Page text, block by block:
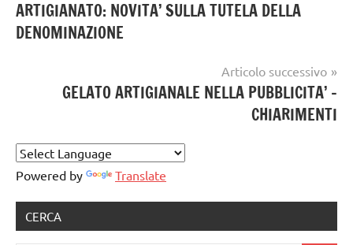
sherbeth
festival,
gelataio
gelateria
artigianale
articoli
ARTIGIANATO: NOVITA’ SULLA TUTELA DELLA
DENOMINAZIONE
Articolo successivo
GELATO ARTIGIANALE NELLA PUBBLICITA’ –
CHIARIMENTI
Powered by Translate
CERCA